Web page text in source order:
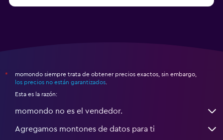
*
momondo siempre trata de obtener precios exactos, sin embargo,
los precios no están garantizados
Esta es la razón:
momondo no es el vendedor.
Agregamos montones de datos para ti